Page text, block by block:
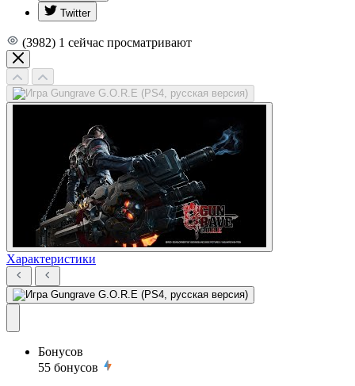
Twitter
(3982) 1 сейчас просматривают
Характеристики
Бонусов
55 бонусов